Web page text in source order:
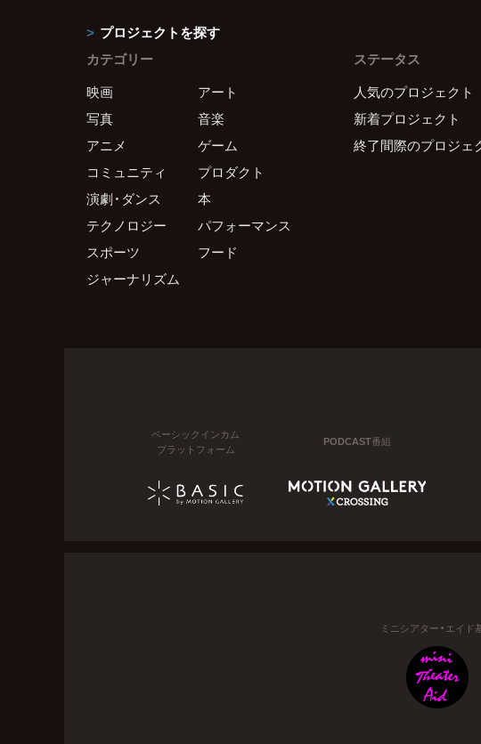
プロジェクトを探す
カテゴリー
映画
アート
写真
音楽
アニメ
ゲーム
コミュニティ
プロダクト
演劇・ダンス
本
テクノロジー
パフォーマンス
スポーツ
フード
ジャーナリズム
ステータス
人気のプロジェクト
新着プロジェクト
終了間際のプロジェ
ベーシックインカム
プラットフォーム
PODCAST番組
ミニシアター・エイド